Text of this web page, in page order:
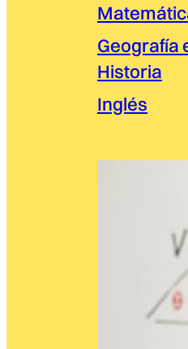
Geografía
Historia
Inglés